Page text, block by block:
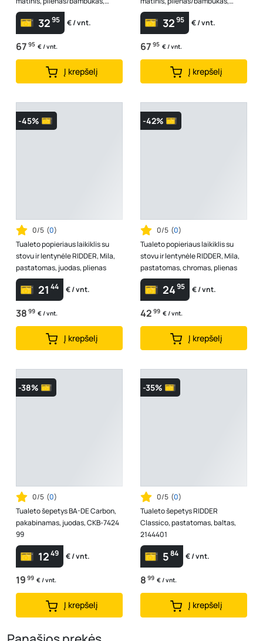
tualeto šepetys, tualetinio p...
3295 € / vnt.
67 95 € / vnt.
Į krepšelį
tualeto šepetys, tualetinio p...
3295 € / vnt.
67 95 € / vnt.
Į krepšelį
-45%
0/5 (0)
Tualeto popieriaus laikiklis su
stovu ir lentynėle RIDDER, Mila,
pastatomas, juodas, plienas
21 44 € / vnt.
38 99 € / vnt.
Į krepšelį
-42%
0/5 (0)
Tualeto popieriaus laikiklis su
stovu ir lentynėle RIDDER, Mila,
pastatomas, chromas, plienas
2495 € / vnt.
42 99 € / vnt.
Į krepšelį
-38%
0/5 (0)
Tualeto šepetys BA-DE Carbon,
pakabinamas, juodas, CKB-7424
99
1249 € / vnt.
19 99 € / vnt.
Į krepšelį
-35%
0/5 (0)
Tualeto šepetys RIDDER
Classico, pastatomas, baltas,
2144401
584 € / vnt.
8 99 € / vnt.
Į krepšelį